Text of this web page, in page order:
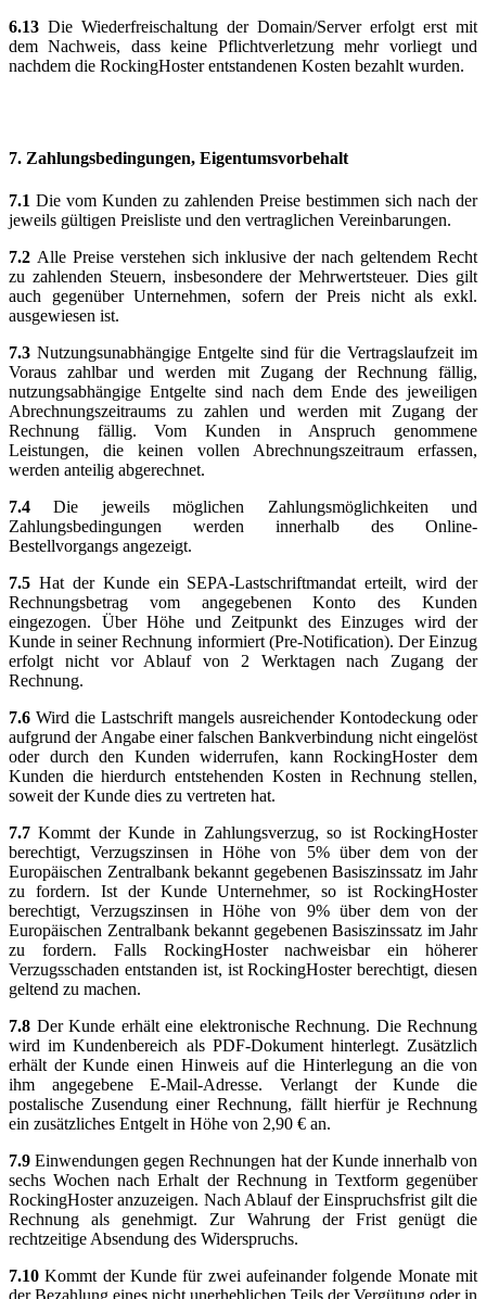
6.13 Die Wiederfreischaltung der Domain/Server erfolgt erst mit
dem Nachweis, dass keine Pflichtverletzung mehr vorliegt und
nachdem die RockingHoster entstandenen Kosten bezahlt wurden.
7. Zahlungsbedingungen, Eigentumsvorbehalt
7.1 Die vom Kunden zu zahlenden Preise bestimmen sich nach der
jeweils gültigen Preisliste und den vertraglichen Vereinbarungen.
7.2 Alle Preise verstehen sich inklusive der nach geltendem Recht
zu zahlenden Steuern, insbesondere der Mehrwertsteuer. Dies gilt
auch gegenüber Unternehmen, sofern der Preis nicht als exkl.
ausgewiesen ist.
7.3 Nutzungsunabhängige Entgelte sind für die Vertragslaufzeit im
Voraus zahlbar und werden mit Zugang der Rechnung fällig,
nutzungsabhängige Entgelte sind nach dem Ende des jeweiligen
Abrechnungszeitraums zu zahlen und werden mit Zugang der
Rechnung fällig. Vom Kunden in Anspruch genommene
Leistungen, die keinen vollen Abrechnungszeitraum erfassen,
werden anteilig abgerechnet.
7.4Die jeweils möglichen Zahlungsmöglichkeiten und
Zahlungsbedingungen werden innerhalb des Online-
Bestellvorgangs angezeigt.
7.5 Hat der Kunde ein SEPA-Lastschriftmandat erteilt, wird der
Rechnungsbetrag vom angegebenen Konto des Kunden
eingezogen. Über Höhe und Zeitpunkt des Einzuges wird der
Kunde in seiner Rechnung informiert (Pre-Notification). Der Einzug
erfolgt nicht vor Ablauf von 2 Werktagen nach Zugang der
Rechnung.
7.6 Wird die Lastschrift mangels ausreichender Kontodeckung oder
aufgrund der Angabe einer falschen Bankverbindung nicht eingelöst
oder durch den Kunden widerrufen, kann RockingHoster dem
Kunden die hierdurch entstehenden Kosten in Rechnung stellen,
soweit der Kunde dies zu vertreten hat.
7.7Kommt der Kunde in Zahlungsverzug, so ist RockingHoster
berechtigt, Verzugszinsen in Höhe von 5% über dem von der
Europäischen Zentralbank bekannt gegebenen Basiszinssatz im Jahr
zu fordern. Ist der Kunde Unternehmer, so ist RockingHoster
berechtigt, Verzugszinsen in Höhe von 9% über dem von der
Europäischen Zentralbank bekannt gegebenen Basiszinssatz im Jahr
zu fordern. Falls RockingHoster nachweisbar ein höherer
Verzugsschaden entstanden ist, ist RockingHoster berechtigt, diesen
geltend zu machen.
7.8 Der Kunde erhält eine elektronische Rechnung. Die Rechnung
wird im Kundenbereich als PDF-Dokument hinterlegt. Zusätzlich
erhält der Kunde einen Hinweis auf die Hinterlegung an die von
ihm angegebene E-Mail-Adresse. Verlangt der Kunde die
postalische Zusendung einer Rechnung, fällt hierfür je Rechnung
ein zusätzliches Entgelt in Höhe von 2,90 € an.
7.9Einwendungen gegen Rechnungen hat der Kunde innerhalb von
sechs Wochen nach Erhalt der Rechnung in Textform gegenüber
RockingHoster anzuzeigen. Nach Ablauf der Einspruchsfrist gilt die
Rechnung als genehmigt. Zur Wahrung der Frist genügt die
rechtzeitige Absendung des Widerspruchs.
7.10Kommt der Kunde für zwei aufeinander folgende Monate mit
der Bezahlung eines nicht unerheblichen Teils der Vergütung oder in